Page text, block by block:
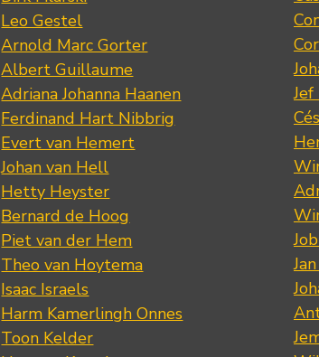
Leo Gestel
Arnold Marc Gorter
Albert Guillaume
Adriana Johanna Haanen
Ferdinand Hart Nibbrig
Evert van Hemert
Johan van Hell
Hetty Heyster
Bernard de Hoog
Piet van der Hem
Theo van Hoytema
Isaac Israels
Harm Kamerlingh Onnes
Toon Kelder